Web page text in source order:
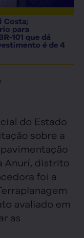
Costa;
para
101 que dá
é de 4
do Estado
sobre a
Anurí, distrito
foi a
avaliado em
as